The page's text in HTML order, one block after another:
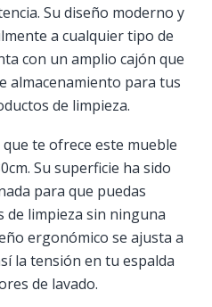
Su diseño moderno y
a cualquier tipo de
con un amplio cajón que
almacenamiento para tus
de limpieza.
te ofrece este mueble
Su superficie ha sido
para que puedas
de limpieza sin ninguna
ergonómico se ajusta a
la tensión en tu espalda
de lavado.